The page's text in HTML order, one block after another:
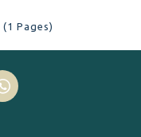
Pages)